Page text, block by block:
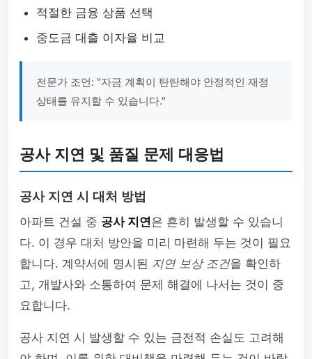
적절한 금융 상품 선택
중도금 대출 이자율 비교
전문가 조언: "자금 계획이 탄탄해야 안정적인 재정
상태를 유지할 수 있습니다."
공사 지연 및 품질 문제 대응법
공사 지연 시 대처 방법
아파트 건설 중 공사 지연은 흔히 발생할 수 있습니
다. 이 경우 대처 방안을 미리 마련해 두는 것이 필요
합니다. 계약서에 명시된 지연 보상 조건을 확인하
고, 개발사와 소통하여 문제 해결에 나서는 것이 중
요합니다.
공사 지연 시 발생할 수 있는 금전적 손실도 고려해